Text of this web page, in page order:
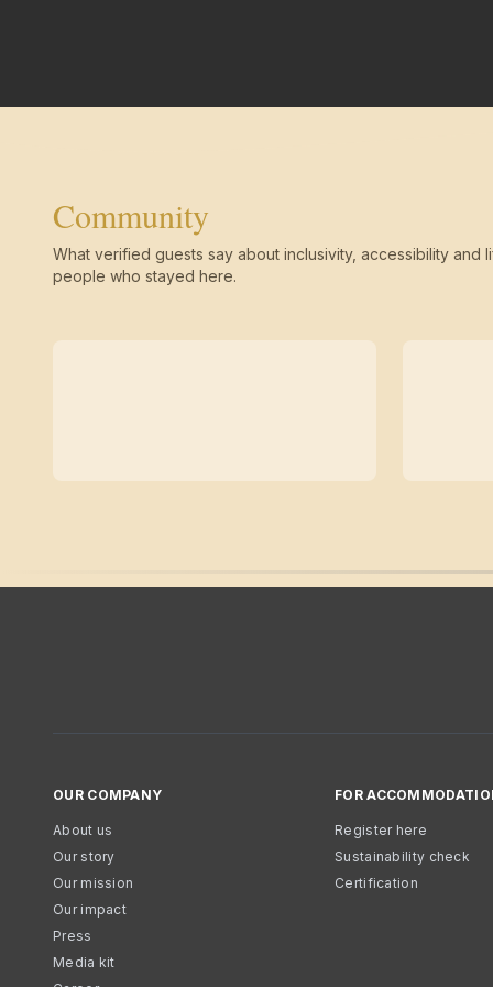
Community
What verified guests say about inclusivity, accessibility and
people who stayed here.
OUR COMPANY
About us
Our story
Our mission
Our impact
Press
Media kit
FOR
Register here
Sustainability check
Certification